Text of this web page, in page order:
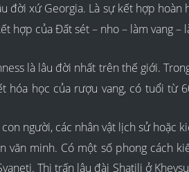
đời xứ Georgia. Là sự kết hợp hoàn
hợp của Đất sét – nho – làm vang –
là lâu đời nhất trên thế giới.
hóa học của rượu vang, có tuổi từ
người, các nhân vật lịch sử hoặc
minh. Có một số phong cách
Thị trấn lâu đài Shatili ở